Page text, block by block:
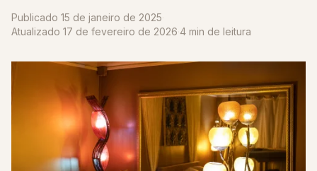
Publicado 15 de janeiro de 2025
Atualizado 17 de fevereiro de 2026 4 min de leitura